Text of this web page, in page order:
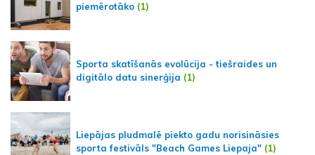
piemērotāko (1)
Sporta skatīšanās evolūcija - tiešraides un
digitālo datu sinerģija (1)
Liepājas pludmalē piekto gadu norisināsies
sporta festivāls "Beach Games Liepaja" (1)